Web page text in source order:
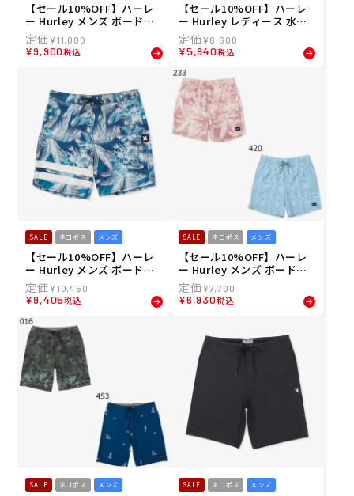
【セール10%OFF】ハーレ
ー Hurley メンズ ボードシ
ョーツ トランクス PHANTO
M+ ブロックパーティ レネ
ゲード 18" MBS0010910 26
¥11,000
¥9,900税込
【セール10%OFF】ハーレ
ー Hurley レディース 水着
リブ ポケット ボードショー
ツ サーフパンツ WBS24210
43 26SU
¥6,600
¥5,940税込
SALE ネコポス メンズ
【セール10%OFF】ハーレ
ー Hurley メンズ ボードシ
ョーツ トランクス PHANTO
M エコ ブロックパーティ エ
ンジニアード 18" MBS0841
2 26SU
¥10,450
¥9,405税込
SALE ネコポス メンズ
【セール10%OFF】ハーレ
ー Hurley メンズ ボードシ
ョーツ トランクス キャノン
ボール ボレー 17" MBS084
05 26SU
¥7,700
¥6,930税込
SALE ネコポス メンズ SALE ネコポス メンズ